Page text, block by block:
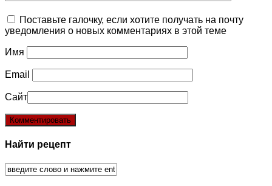
Поставьте галочку, если хотите получать на почту
уведомления о новых комментариях в этой теме
Имя
Email
Сайт
Найти рецепт